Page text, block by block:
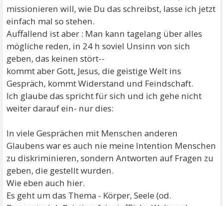
missionieren will, wie Du das schreibst, lasse ich jetzt
einfach mal so stehen.
Auffallend ist aber : Man kann tagelang über alles
mögliche reden, in 24 h soviel Unsinn von sich
geben, das keinen stört--
kommt aber Gott, Jesus, die geistige Welt ins
Gespräch, kommt Widerstand und Feindschaft.
Ich glaube das spricht für sich und ich gehe nicht
weiter darauf ein- nur dies:
In viele Gesprächen mit Menschen anderen
Glaubens war es auch nie meine Intention Menschen
zu diskriminieren, sondern Antworten auf Fragen zu
geben, die gestellt wurden.
Wie eben auch hier.
Es geht um das Thema - Körper, Seele (od.